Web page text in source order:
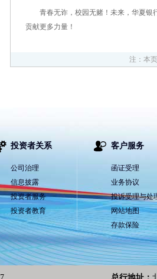
青春无诈，校园无赌！未来，华夏银
贡献更多力量！
注：本
投资者关系
公司治理
信息披露
投资者服务
投资者教育
客户服务
函证受理
业务协议
投诉受理与处
网站地图
存款保险